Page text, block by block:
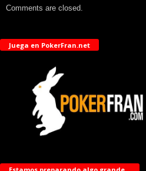
Comments are closed.
Juega en PokerFran.net